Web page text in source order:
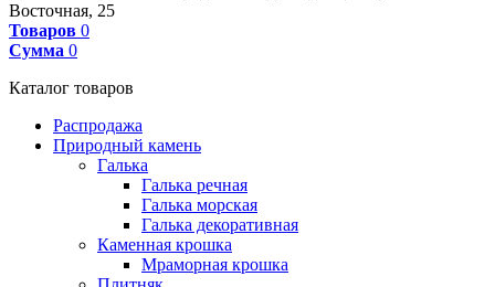
Восточная, 25
Товаров 0
Сумма 0
Каталог товаров
Распродажа
Природный камень
Галька
Галька речная
Галька морская
Галька декоративная
Каменная крошка
Мраморная крошка